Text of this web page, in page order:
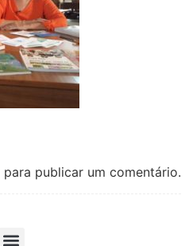
para publicar um comentário.